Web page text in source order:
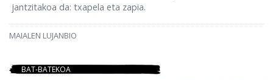
jantzitakoa da: txapela eta zapia.
MAIALEN LUJANBIO
BAT-BATEKOA